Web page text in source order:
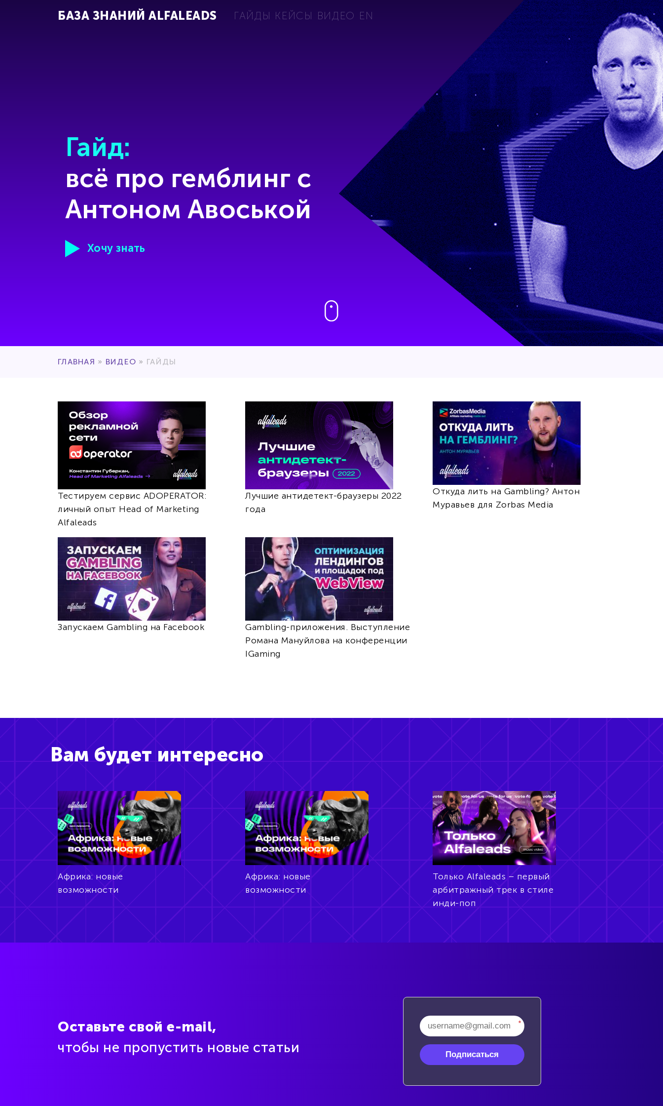
БАЗА ЗНАНИЙ ALFALEADS ГАЙДЫ КЕЙСЫ ВИДЕО EN
Гайд:
всё про гемблинг с
Антоном Авоськой
Хочу знать
ГЛАВНАЯ » ВИДЕО » ГАЙДЫ
Тестируем сервис ADOPERATOR:
личный опыт Head of Marketing
Alfaleads
Лучшие антидетект-браузеры 2022
года
Откуда лить на Gambling? Антон
Муравьев для Zorbas Media
Запускаем Gambling на Facebook
Gambling-приложения. Выступление
Романа Мануйлова на конференции
IGaming
Вам будет интересно
Африка: новые
возможности
Африка: новые
возможности
Только Alfaleads – первый
арбитражный трек в стиле
инди-поп
Оставьте свой e-mail,
чтобы не пропустить новые статьи
*
Подписаться